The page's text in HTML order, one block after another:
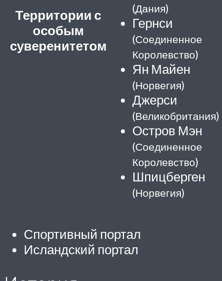
Территории с
особым
суверенитетом
(Дания)
Гернси
(Соединенное
Королевство)
Ян Майен
(Норвегия)
Джерси
(Великобритания)
Остров Мэн
(Соединенное
Королевство)
Шпицберген
(Норвегия)
Спортивный портал
Исландский портал